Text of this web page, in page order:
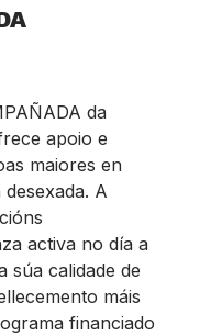
da
apoio e
maiores en
A
activa no día a
súa calidade de
máis
financiado